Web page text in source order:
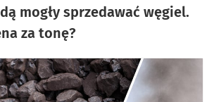
mogły sprzedawać węgiel.
za tonę?